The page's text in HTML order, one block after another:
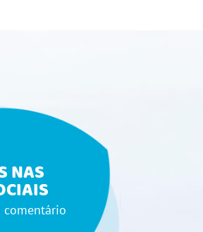
NAS
comentário